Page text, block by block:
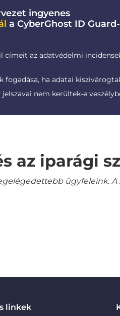
ingyenes
a CyberGhost ID Guard-
címeit az adatvédelmi
fogadása, ha adatai
jelszavai nem kerültek-e
az iparági
ügyfeleink.
linkek